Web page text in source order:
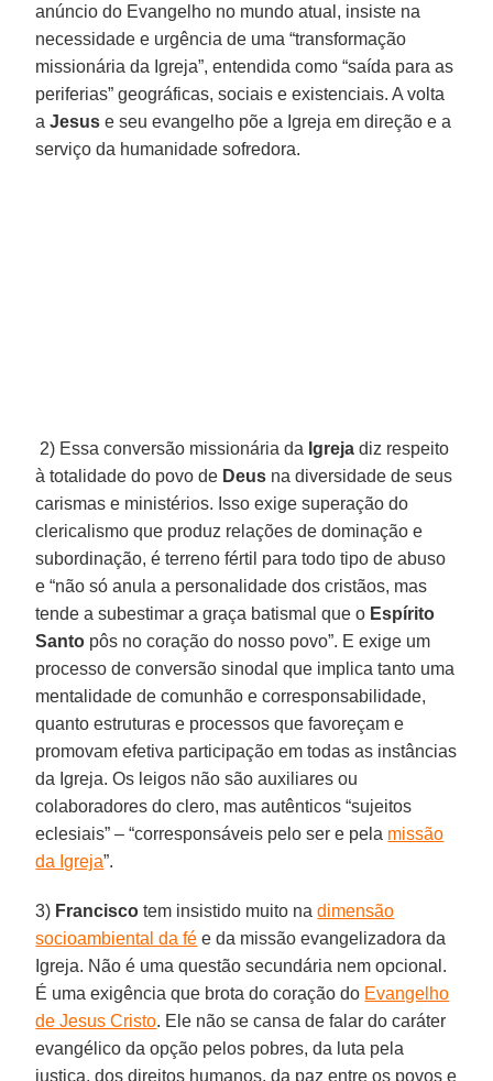
anúncio do Evangelho no mundo atual, insiste na
necessidade e urgência de uma “transformação
missionária da Igreja”, entendida como “saída para as
periferias” geográficas, sociais e existenciais. A volta
aJesus e seu evangelho põe a Igreja em direção e a
serviço da humanidade sofredora.
2) Essa conversão missionária da Igreja diz respeito
à totalidade do povo de Deus na diversidade de seus
carismas e ministérios. Isso exige superação do
clericalismo que produz relações de dominação e
subordinação, é terreno fértil para todo tipo de abuso
e “não só anula a personalidade dos cristãos, mas
tende a subestimar a graça batismal que o Espírito
Santo pôs no coração do nosso povo”. E exige um
processo de conversão sinodal que implica tanto uma
mentalidade de comunhão e corresponsabilidade,
quanto estruturas e processos que favoreçam e
promovam efetiva participação em todas as instâncias
da Igreja. Os leigos não são auxiliares ou
colaboradores do clero, mas autênticos “sujeitos
eclesiais” – “corresponsáveis pelo ser e pela missão
da Igreja”.
3) Francisco tem insistido muito nadimensão
socioambiental da fé e da missão evangelizadora da
Igreja. Não é uma questão secundária nem opcional.
É uma exigência que brota do coração do Evangelho
de Jesus Cristo. Ele não se cansa de falar do caráter
evangélico da opção pelos pobres, da luta pela
justiça, dos direitos humanos, da paz entre os povos e